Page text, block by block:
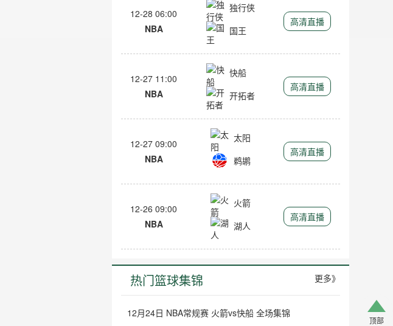
12-28 06:00
NBA
独行侠
国王
高清直播
12-27 11:00
NBA
快船
开拓者
高清直播
12-27 09:00
NBA
太阳
鹈鹕
高清直播
12-26 09:00
NBA
火箭
湖人
高清直播
热门篮球集锦 更多》
12月24日 NBA常规赛 火箭vs快船 全场集锦
顶部